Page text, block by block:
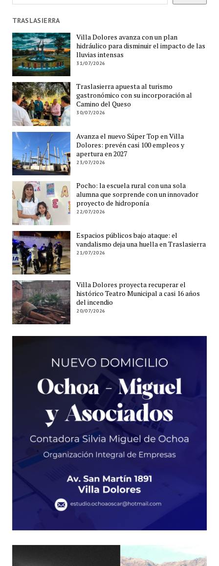
TRASLASIERRA
Villa Dolores avanza con un plan
hidráulico para disminuir el impacto de las
lluvias intensas
31/07/2026
Traslasierra apuesta al turismo
gastronómico con su incorporación al
Camino del Queso
30/07/2026
Avanza el nuevo Súper Top en Villa
Dolores: prevén casi 100 empleos y
apertura en 2027
23/07/2026
Pocho: la escuela rural con una sola
alumna que sorprende con un innovador
proyecto de hidroponía
22/07/2026
Espacios públicos bajo ataque: el
vandalismo deja una huella en Traslasierra
21/07/2026
Villa Dolores proyecta recuperar el
histórico Teatro Municipal a casi 16 años
del incendio
20/07/2026